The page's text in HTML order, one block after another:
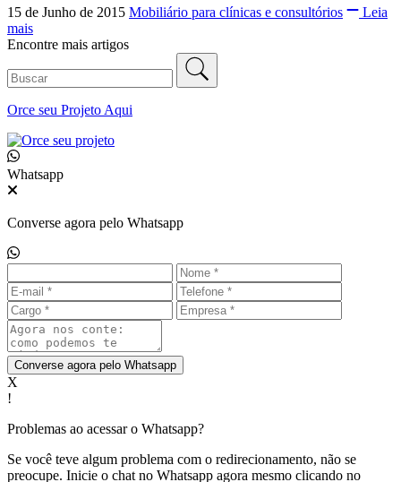
15 de Junho de 2015 Mobiliário para clínicas e consultórios
Leia
mais
Encontre mais artigos
Orce seu Projeto Aqui
Whatsapp
Converse agora pelo Whatsapp
Converse agora pelo Whatsapp
X
!
Problemas ao acessar o Whatsapp?
Se você teve algum problema com o redirecionamento, não se
preocupe. Inicie o chat no Whatsapp agora mesmo clicando no